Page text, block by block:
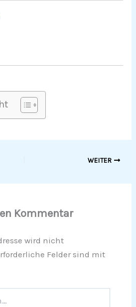
WEITER
Kommentar
wird nicht
Felder sind mit